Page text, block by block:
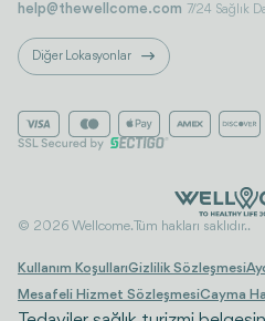
help@thewellcome.com 7/24 Sağlık
Diğer Lokasyonlar
© 2026 Wellcome. Tüm hakları saklıdır..
Kullanım KoşullarıGizlilik Sözleşmesi
Mesafeli Hizmet SözleşmesiCayma